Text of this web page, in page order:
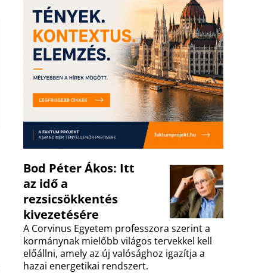
Bod Péter Ákos: Itt
az idő a
rezsicsökkentés
kivezetésére
A Corvinus Egyetem professzora szerint a
kormánynak mielőbb világos tervekkel kell
előállni, amely az új valósághoz igazítja a
hazai energetikai rendszert.